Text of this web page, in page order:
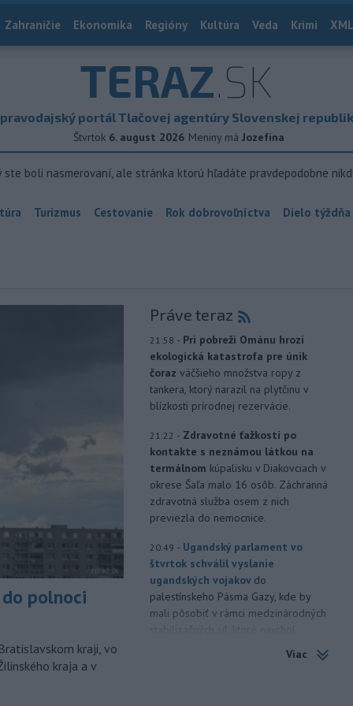
Zahraničie Ekonomika Regióny Kultúra Veda Krimi
TERAZ.SK
portál Tlačovej agentúry Slovenskej
Štvrtok 6. august 2026 Meniny má Jozefína
ste boli nasmerovaní, ale stránka ktorú hľadáte pravdepodobne
Turizmus Cestovanie Rok dobrovoľníctva Dielo týždňa
do polnoci
kraji, vo
kraja a v
Práve teraz
21:58 - Pri pobreží Ománu hrozí
ekologická katastrofa pre únik
čoraz väčšieho množstva ropy z
tankera, ktorý narazil na plytčinu v
blízkosti prírodnej rezervácie.
21:22 - Zdravotné ťažkosti po
kontakte s neznámou látkou na
termálnom kúpalisku v Diakovciach v
okrese Šaľa malo 16 osôb. Záchranná
zdravotná služba osem z nich
previezla do nemocnice.
20:49 - Ugandský parlament vo
štvrtok schválil vyslanie
ugandských vojakov do
palestínskeho Pásma Gazy, kde by
mali pôsobiť v rámci medzinárodných
Viac